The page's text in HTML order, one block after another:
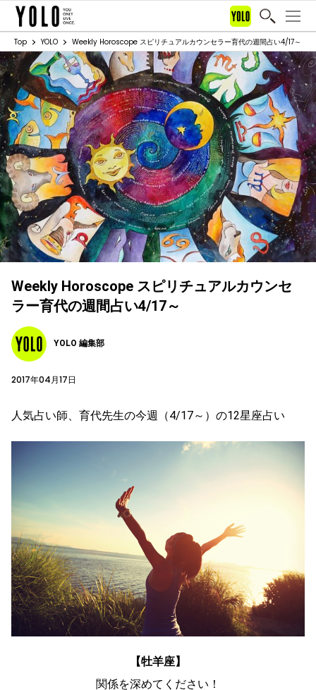
Top YOLO Weekly Horoscope スピリチュアルカウンセラー育代の週間占い4/17～
Weekly Horoscope スピリチュアルカウンセ
ラー育代の週間占い4/17～
YOLO 編集部
2017年04月17日
人気占い師、育代先生の今週（4/17～）の12星座占い
【牡羊座】
関係を深めてください！